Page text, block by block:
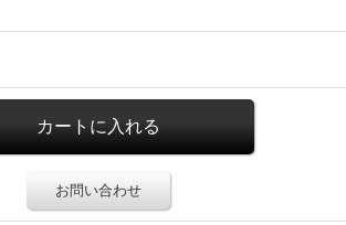
お問い合わせ